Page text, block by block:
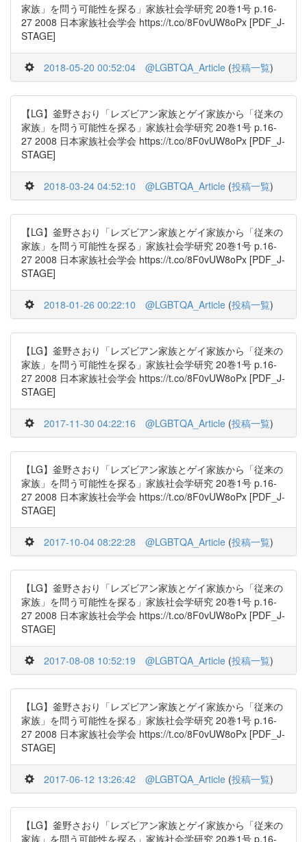
家族」を問う可能性を探る」家族社会学研究 20巻1号 p.16-
27 2008 日本家族社会学会 https://t.co/8F0vUW8oPx [PDF_J-
STAGE]
2018-05-20 00:52:04 @LGBTQA_Article (投稿一覧)
【LG】釜野さおり「レズビアン家族とゲイ家族から「従来の
家族」を問う可能性を探る」家族社会学研究 20巻1号 p.16-
27 2008 日本家族社会学会 https://t.co/8F0vUW8oPx [PDF_J-
STAGE]
2018-03-24 04:52:10 @LGBTQA_Article (投稿一覧)
【LG】釜野さおり「レズビアン家族とゲイ家族から「従来の
家族」を問う可能性を探る」家族社会学研究 20巻1号 p.16-
27 2008 日本家族社会学会 https://t.co/8F0vUW8oPx [PDF_J-
STAGE]
2018-01-26 00:22:10 @LGBTQA_Article (投稿一覧)
【LG】釜野さおり「レズビアン家族とゲイ家族から「従来の
家族」を問う可能性を探る」家族社会学研究 20巻1号 p.16-
27 2008 日本家族社会学会 https://t.co/8F0vUW8oPx [PDF_J-
STAGE]
2017-11-30 04:22:16 @LGBTQA_Article (投稿一覧)
【LG】釜野さおり「レズビアン家族とゲイ家族から「従来の
家族」を問う可能性を探る」家族社会学研究 20巻1号 p.16-
27 2008 日本家族社会学会 https://t.co/8F0vUW8oPx [PDF_J-
STAGE]
2017-10-04 08:22:28 @LGBTQA_Article (投稿一覧)
【LG】釜野さおり「レズビアン家族とゲイ家族から「従来の
家族」を問う可能性を探る」家族社会学研究 20巻1号 p.16-
27 2008 日本家族社会学会 https://t.co/8F0vUW8oPx [PDF_J-
STAGE]
2017-08-08 10:52:19 @LGBTQA_Article (投稿一覧)
【LG】釜野さおり「レズビアン家族とゲイ家族から「従来の
家族」を問う可能性を探る」家族社会学研究 20巻1号 p.16-
27 2008 日本家族社会学会 https://t.co/8F0vUW8oPx [PDF_J-
STAGE]
2017-06-12 13:26:42 @LGBTQA_Article (投稿一覧)
【LG】釜野さおり「レズビアン家族とゲイ家族から「従来の
家族」を問う可能性を探る」家族社会学研究 20巻1号 p.16-